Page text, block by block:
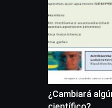
¿Cambiará